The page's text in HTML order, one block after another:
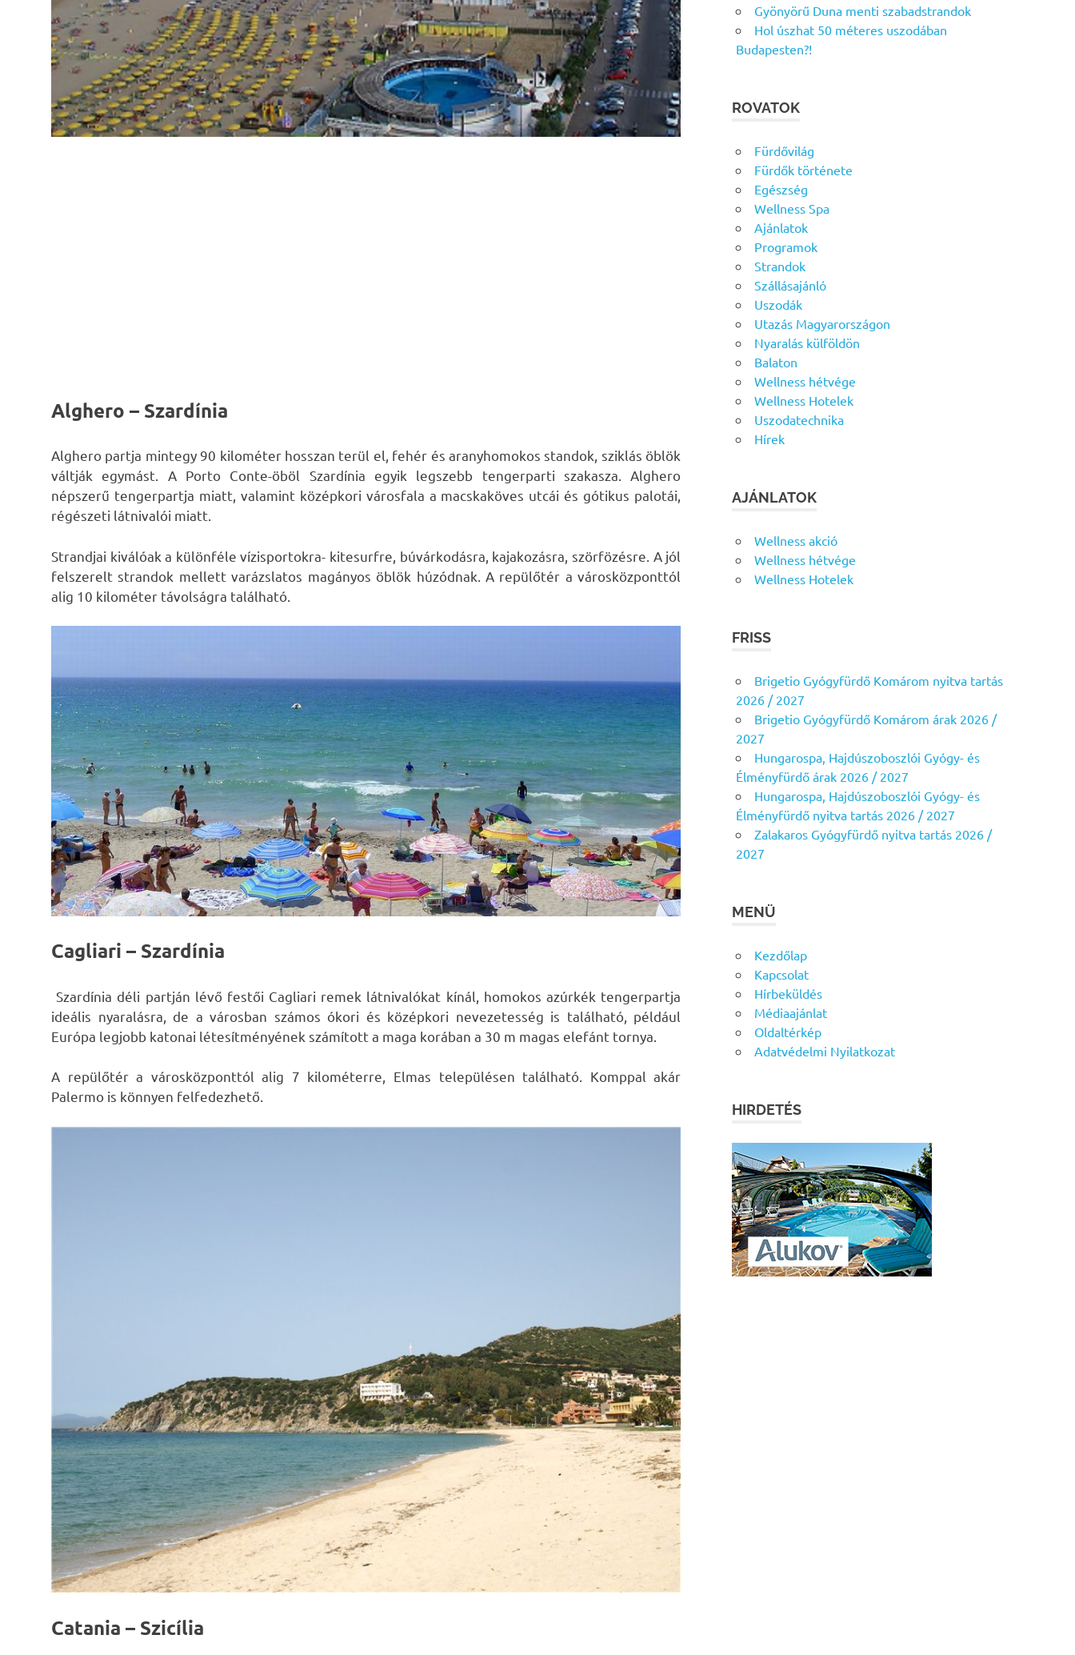
Alghero – Szardínia
Alghero partja mintegy 90 kilométer hosszan terül el, fehér és aranyhomokos standok, sziklás öblök
váltják egymást. A Porto Conte-öböl Szardínia egyik legszebb tengerparti szakasza. Alghero
népszerű tengerpartja miatt, valamint középkori városfala a macskaköves utcái és gótikus palotái,
régészeti látnivalói miatt.
Strandjai kiválóak a különféle vízisportokra- kitesurfre, búvárkodásra, kajakozásra, szörfözésre. A jól
felszerelt strandok mellett varázslatos magányos öblök húzódnak. A repülőtér a városközponttól
alig 10 kilométer távolságra található.
Cagliari – Szardínia
Szardínia déli partján lévő festői Cagliari remek látnivalókat kínál, homokos azúrkék tengerpartja
ideális nyaralásra, de a városban számos ókori és középkori nevezetesség is található, például
Európa legjobb katonai létesítményének számított a maga korában a 30 m magas elefánt tornya.
A repülőtér a városközponttól alig 7 kilométerre, Elmas településen található. Komppal akár
Palermo is könnyen felfedezhető.
Catania – Szicília
Gyönyörű Duna menti szabadstrandok
Hol úszhat 50 méteres uszodában
Budapesten?!
ROVATOK
Fürdővilág
Fürdők története
Egészség
Wellness Spa
Ajánlatok
Programok
Strandok
Szállásajánló
Uszodák
Utazás Magyarországon
Nyaralás külföldön
Balaton
Wellness hétvége
Wellness Hotelek
Uszodatechnika
Hírek
AJÁNLATOK
Wellness akció
Wellness hétvége
Wellness Hotelek
FRISS
Brigetio Gyógyfürdő Komárom nyitva tartás
2026 / 2027
Brigetio Gyógyfürdő Komárom árak 2026 /
2027
Hungarospa, Hajdúszoboszlói Gyógy- és
Élményfürdő árak 2026 / 2027
Hungarospa, Hajdúszoboszlói Gyógy- és
Élményfürdő nyitva tartás 2026 / 2027
Zalakaros Gyógyfürdő nyitva tartás 2026 /
2027
MENÜ
Kezdőlap
Kapcsolat
Hírbeküldés
Médiaajánlat
Oldaltérkép
Adatvédelmi Nyilatkozat
HIRDETÉS